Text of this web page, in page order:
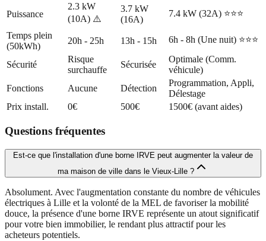
Puissance
2.3 kW
(10A) ⚠️
3.7 kW
(16A)
7.4 kW (32A) ⭐⭐⭐
Temps plein
(50kWh)
20h - 25h 13h - 15h 6h - 8h (Une nuit) ⭐⭐⭐
Sécurité
Risque
surchauffe
Sécurisée
Optimale (Comm.
véhicule)
Fonctions
Aucune Détection
Programmation, Appli,
Délestage
Prix install.
0€ 500€ 1500€ (avant aides)
Questions fréquentes
Est-ce que l'installation d'une borne IRVE peut augmenter la valeur de
ma maison de ville dans le Vieux-Lille ?
Absolument. Avec l'augmentation constante du nombre de véhicules
électriques à Lille et la volonté de la MEL de favoriser la mobilité
douce, la présence d'une borne IRVE représente un atout significatif
pour votre bien immobilier, le rendant plus attractif pour les
acheteurs potentiels.